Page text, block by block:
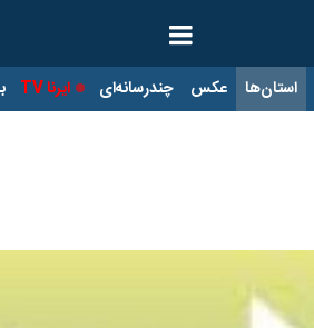
استان‌ها عکس چندرسانه‌ای ایرنا TV